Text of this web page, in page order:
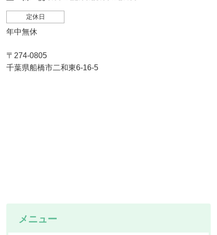
定休日
年中無休
〒274-0805
千葉県船橋市二和東6-16-5
メニュー